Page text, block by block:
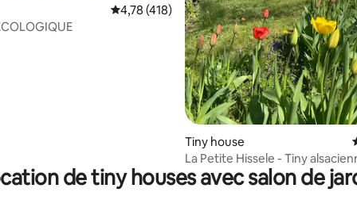
la base de 91 commentaires : 4,59 sur 5
Évaluation moyenne sur la base de 418
4,78 (418)
Tiny house
La Petite Hissele - Tiny
de tiny houses avec salon de